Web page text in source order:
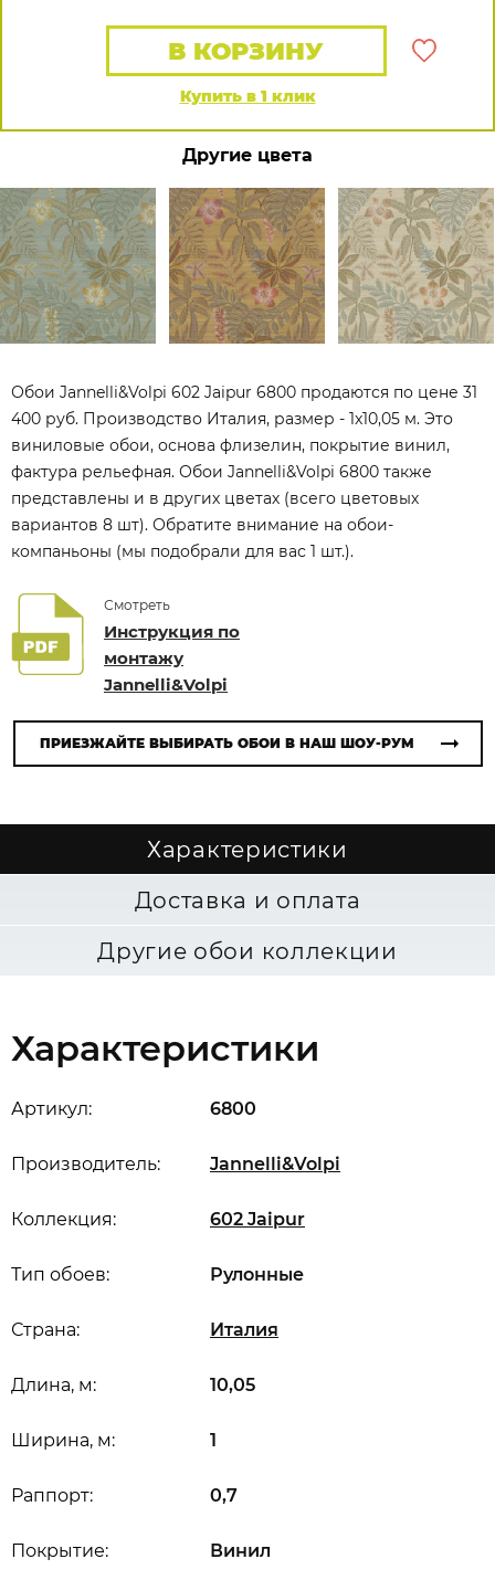
Купить в 1 клик
В КОРЗИНУ
Другие цвета
Обои Jannelli&Volpi 602 Jaipur 6800 продаются по цене 31
400 руб. Производство Италия, размер - 1x10,05 м. Это
виниловые обои, основа флизелин, покрытие винил,
фактура рельефная. Обои Jannelli&Volpi 6800 также
представлены и в других цветах (всего цветовых
вариантов 8 шт). Обратите внимание на обои-
компаньоны (мы подобрали для вас 1 шт.).
Смотреть
Инструкция по
монтажу
Jannelli&Volpi
ПРИЕЗЖАЙТЕ ВЫБИРАТЬ ОБОИ В НАШ ШОУ-РУМ
Характеристики
Доставка и оплата
Другие обои коллекции
Характеристики
Артикул: 6800
Производитель: Jannelli&Volpi
Коллекция: 602 Jaipur
Длина, м: 10,05
Ширина, м: 1
Раппорт: 0,7
Покрытие: Винил
Страна: Италия
Тип обоев: Рулонные